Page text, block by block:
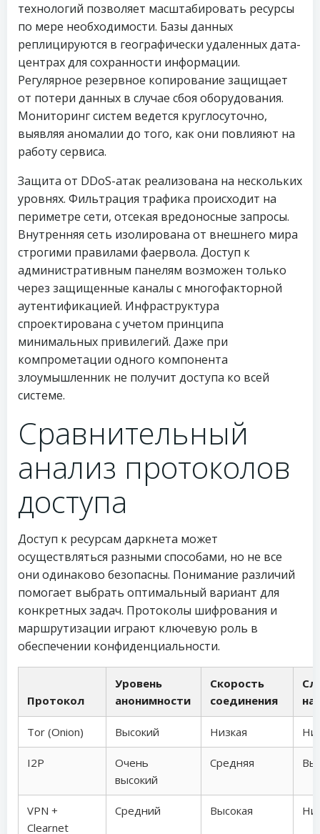
технологий позволяет масштабировать ресурсы
по мере необходимости. Базы данных
реплицируются в географически удаленных дата-
центрах для сохранности информации.
Регулярное резервное копирование защищает
от потери данных в случае сбоя оборудования.
Мониторинг систем ведется круглосуточно,
выявляя аномалии до того, как они повлияют на
работу сервиса.
Защита от DDoS-атак реализована на нескольких
уровнях. Фильтрация трафика происходит на
периметре сети, отсекая вредоносные запросы.
Внутренняя сеть изолирована от внешнего мира
строгими правилами фаервола. Доступ к
административным панелям возможен только
через защищенные каналы с многофакторной
аутентификацией. Инфраструктура
спроектирована с учетом принципа
минимальных привилегий. Даже при
компрометации одного компонента
злоумышленник не получит доступа ко всей
системе.
Сравнительный
анализ протоколов
доступа
Доступ к ресурсам даркнета может
осуществляться разными способами, но не все
они одинаково безопасны. Понимание различий
помогает выбрать оптимальный вариант для
конкретных задач. Протоколы шифрования и
маршрутизации играют ключевую роль в
обеспечении конфиденциальности.
Протокол
Уровень
анонимности
Скорость
соединения
Tor (Onion) Высокий Низкая
I2P
Очень
высокий
Средняя
VPN +
Clearnet
Средний Высокая